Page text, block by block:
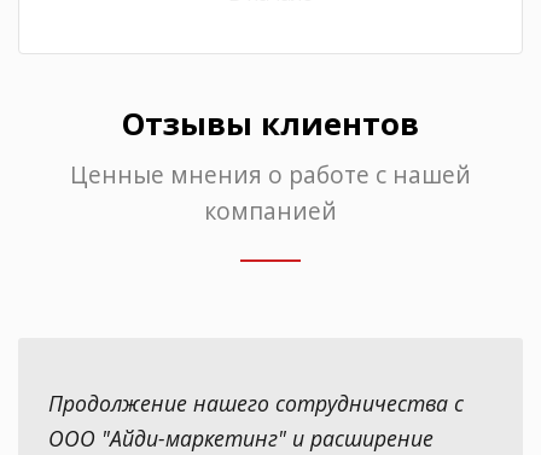
Отзывы клиентов
Ценные мнения о работе с нашей
компанией
Продолжение нашего сотрудничества с
ООО "Айди-маркетинг" и расширение